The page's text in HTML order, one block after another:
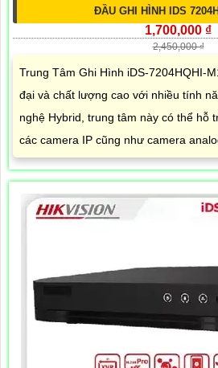
ĐẦU GHI HÌNH IDS
1,700,000 ₫
2,450,000 ₫
Trung Tâm Ghi Hình iDS-7204HQHI-
đại và chất lượng cao với nhiều tính
nghệ Hybrid, trung tâm này có thể hỗ
các camera IP cũng như camera